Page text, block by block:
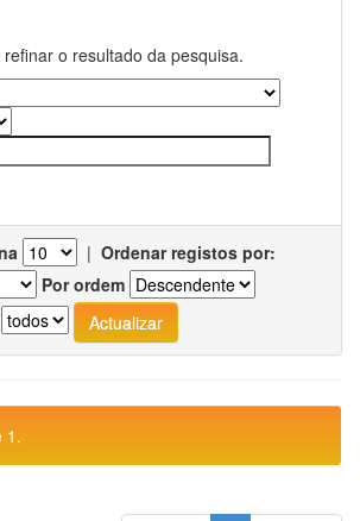
o resultado da pesquisa.
| Ordenar registos por:
Por ordem
1.